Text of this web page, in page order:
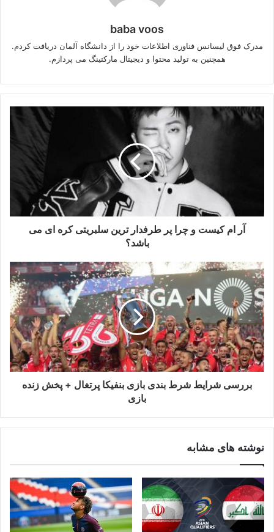
baba voos
مدرک فوق لیسانس فناوری اطلاعات خود را از دانشگاه آلمان دریافت کردم.
همچنین به تولید محتوا و دیجیتال مارکتینگ می پردازم.
آر ام کیست و چرا پر طرفدار ترین سلبریتی کره ای می
باشد؟
بررسی شرایط شرط بندی بازی بنفیکا پرتغال + پخش زنده
بازی
نوشته های مشابه